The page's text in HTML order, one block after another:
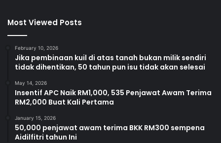
Most Viewed Posts
February 10, 2026
Jika pembinaan kuil di atas tanah bukan milik sendiri
tidak dihentikan, 50 tahun pun isu tidak akan selesai
May 14, 2026
Insentif APC Naik RM1,000, 535 Penjawat Awam Terima
RM2,000 Buat Kali Pertama
January 15, 2026
50,000 penjawat awam terima BKK RM300 sempena
Aidilfitri tahun Ini